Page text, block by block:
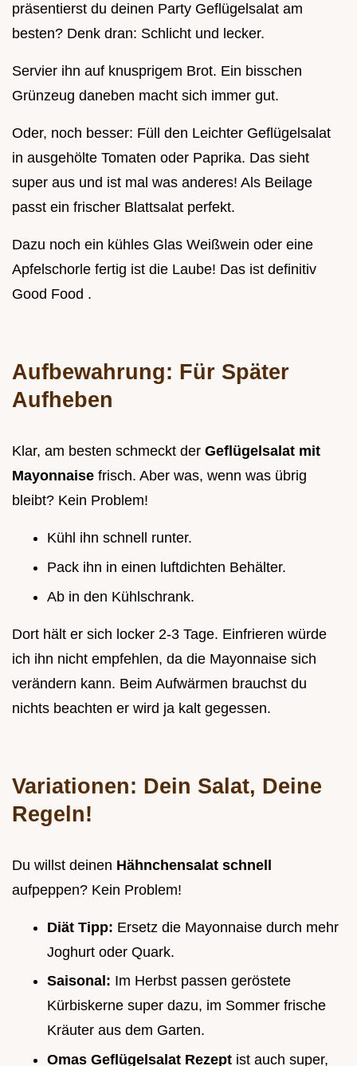
präsentierst du deinen Party Geflügelsalat am
besten? Denk dran: Schlicht und lecker.
Servier ihn auf knusprigem Brot. Ein bisschen
Grünzeug daneben macht sich immer gut.
Oder, noch besser: Füll den Leichter Geflügelsalat
in ausgehölte Tomaten oder Paprika. Das sieht
super aus und ist mal was anderes! Als Beilage
passt ein frischer Blattsalat perfekt.
Dazu noch ein kühles Glas Weißwein oder eine
Apfelschorle fertig ist die Laube! Das ist definitiv
Good Food .
Aufbewahrung: Für Später
Aufheben
Klar, am besten schmeckt der Geflügelsalat mit
Mayonnaise frisch. Aber was, wenn was übrig
bleibt? Kein Problem!
Kühl ihn schnell runter.
Pack ihn in einen luftdichten Behälter.
Ab in den Kühlschrank.
Dort hält er sich locker 2-3 Tage. Einfrieren würde
ich ihn nicht empfehlen, da die Mayonnaise sich
verändern kann. Beim Aufwärmen brauchst du
nichts beachten er wird ja kalt gegessen.
Variationen: Dein Salat, Deine
Regeln!
Du willst deinen Hähnchensalat schnell
aufpeppen? Kein Problem!
Diät Tipp: Ersetz die Mayonnaise durch mehr
Joghurt oder Quark.
Saisonal: Im Herbst passen geröstete
Kürbiskerne super dazu, im Sommer frische
Kräuter aus dem Garten.
Omas Geflügelsalat Rezept ist auch super,